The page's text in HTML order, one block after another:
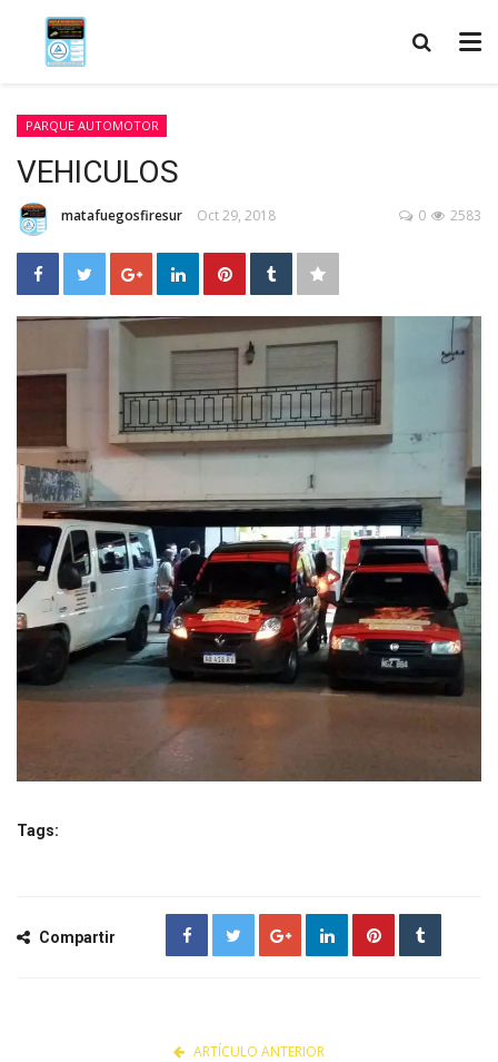
PARQUE AUTOMOTOR
VEHICULOS
matafuegosfiresur Oct 29, 2018 2583
0
Tags:
Compartir
ARTÍCULO ANTERIOR